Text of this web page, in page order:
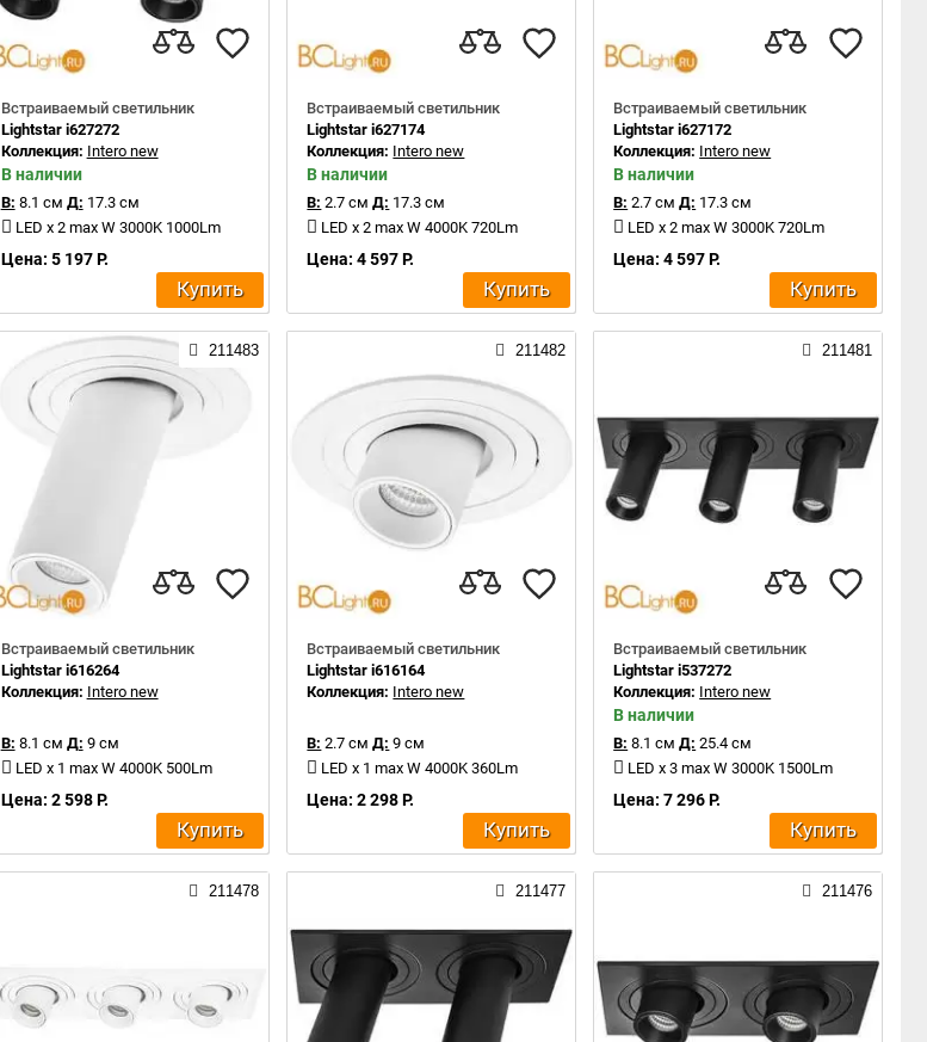
Встраиваемый светильник
Lightstar i627272
Коллекция: Intero new
В наличии
В: 8.1 см Д: 17.3 см
LED x 2 max W 3000K 1000Lm
Цена: 5 197 Р.
Купить
Встраиваемый светильник
Lightstar i627174
Коллекция: Intero new
В наличии
В: 2.7 см Д: 17.3 см
LED x 2 max W 4000K 720Lm
Цена: 4 597 Р.
Купить
Встраиваемый светильник
Lightstar i627172
Коллекция: Intero new
В наличии
В: 2.7 см Д: 17.3 см
LED x 2 max W 3000K 720Lm
Цена: 4 597 Р.
Купить
211483
Встраиваемый светильник
Lightstar i616264
Коллекция: Intero new
В: 8.1 см Д: 9 см
LED x 1 max W 4000K 500Lm
Цена: 2 598 Р.
Купить
211482
Встраиваемый светильник
Lightstar i616164
Коллекция: Intero new
В: 2.7 см Д: 9 см
LED x 1 max W 4000K 360Lm
Цена: 2 298 Р.
Купить
211481
Встраиваемый светильник
Lightstar i537272
Коллекция: Intero new
В наличии
В: 8.1 см Д: 25.4 см
LED x 3 max W 3000K 1500Lm
Цена: 7 296 Р.
Купить
211478 211477 211476